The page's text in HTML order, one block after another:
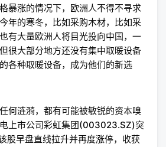
暴涨的情况下，欧洲人不得不寻求
年的寒冬，比如采购木材，比如采
有大量欧洲人将目光投向中国，一
很大部分地方还没有集中取暖设备
各种取暖设备，成为他们的新选
何涟漪，都有可能被敏锐的资本嗅
上市公司彩虹集团(003023.SZ)突
股早盘直线拉升并再度涨停，收获